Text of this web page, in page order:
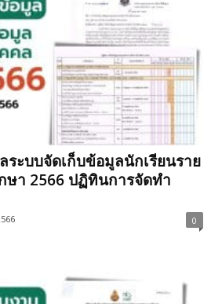
ะบบจัดเก็บข้อมูลนักเรียนราย
ษา 2566 ปฏิทินการจัดทำ
0